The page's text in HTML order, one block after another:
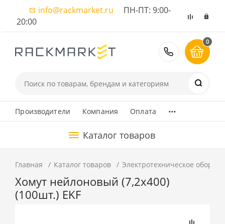
info@rackmarket.ru ПН-ПТ: 9:00-
20:00
8 (495)
0
Производители Компания Оплата ...
Каталог товаров
Главная Каталог товаров Электротехническое
Хомут нейлоновый (7,2х400)
(100шт.) EKF